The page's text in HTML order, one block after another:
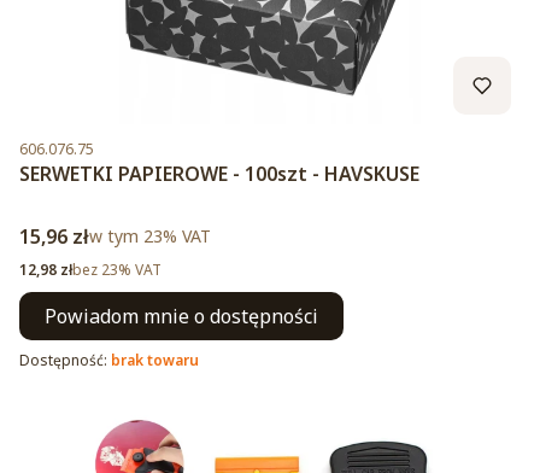
Kod produktu
606.076.75
SERWETKI PAPIEROWE - 100szt - HAVSKUSE
Cena brutto
15,96 złw tym %s VAT
w tym 23% VAT
Cena netto
12,98 złbez 23% VAT
Powiadom mnie o dostępności
Dostępność: brak towaru